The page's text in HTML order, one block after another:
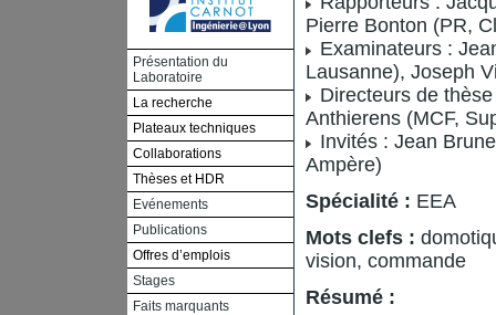
Présentation du
Laboratoire
La recherche
Plateaux techniques
Collaborations
Thèses et HDR
Evénements
Publications
Offres d’emplois
Stages
Faits marquants
Pierre Bonton (PR,
Examinateurs :
Lausanne), Joseph
Directeurs de
Anthierens (MCF,
Invités : Jean
Ampère)
Spécialité : EEA
Mots clefs :
vision, commande
Résumé :